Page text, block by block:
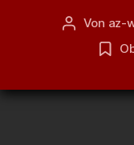
Von az-